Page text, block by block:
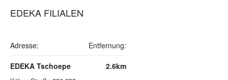
EDEKA FILIALEN
Adresse: Entfernung:
EDEKA Tschoepe 2.6km